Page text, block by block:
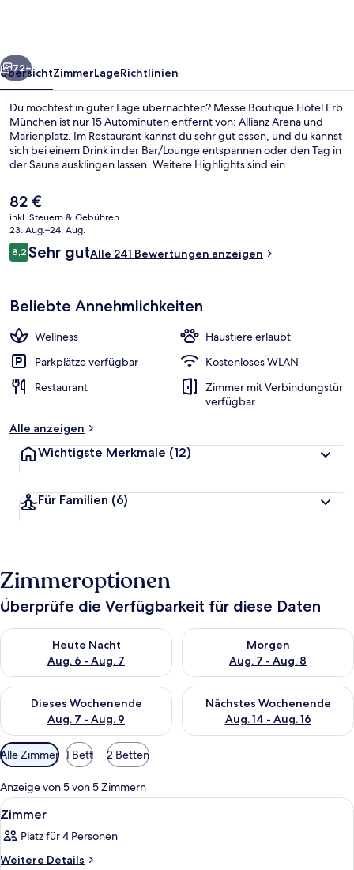
Weiter
72+
ÜbersichtZimmerLageRichtlinien
Du möchtest in guter Lage übernachten? Messe Boutique Hotel Erb
München ist nur 15 Autominuten entfernt von: Allianz Arena und
Marienplatz. Im Restaurant kannst du sehr gut essen, und du kannst
sich bei einem Drink in der Bar/Lounge entspannen oder den Tag in
der Sauna ausklingen lassen. Weitere Highlights sind ein
um die Uhr geöffnet) und Fitnessmöglichkeiten.
Der
aktuelle
Preis
beträgt
82 €.
82 €
inkl. Steuern & Gebühren
23. Aug.–24. Aug.
Bewertungen
8,28,2 von 10.
Sehr gutAlle 241 Bewertungen anzeigen
Beliebte Annehmlichkeiten
Wellness
Haustiere erlaubt
Parkplätze verfügbar
Kostenloses WLAN
Restaurant
Zimmer mit Verbindungstür
verfügbar
Alle anzeigen
Wichtigste Merkmale (12)
Für Familien (6)
Zimmeroptionen
Überprüfe die Verfügbarkeit für diese Daten
Heute Nacht
Aug. 6 - Aug. 7
Überprüfe die Verfügbarkeit für heute Nacht, Aug. 6 - Aug. 7.
Morgen
Aug. 7 - Aug. 8
Überprüfe die Verfügbarkeit
Dieses Wochenende
Aug. 7 - Aug. 9
Überprüfe die Verfügbarkeit für dieses Wochenende, Aug. 7
Nächstes Wochenende
Aug. 14 - Aug. 16
Überprüfe die Verfügbarkeit
Verfügbare
Filter
für
Zimmer
Alle Zimmer 1 Bett 2 Betten
Anzeige von 5 von 5 Zimmern
Alle
Fotos
für
Zimmer
Ein Hotelzimmer mit Bett, Kissen,
2
Zimmer
Platz für 4 Personen
Weitere Details
Weitere